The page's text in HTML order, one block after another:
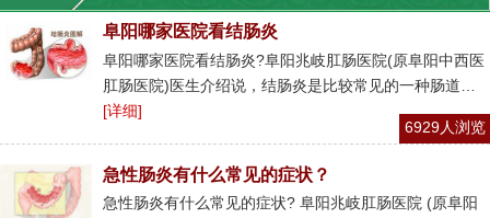
阜阳哪家医院看结肠炎
阜阳哪家医院看结肠炎?阜阳兆岐肛肠医院(原阜阳中西医
肛肠医院)医生介绍说，结肠炎是比较常见的一种肠道…
[详细]
6929人浏览
急性肠炎有什么常见的症状？
急性肠炎有什么常见的症状? 阜阳兆岐肛肠医院 (原阜阳